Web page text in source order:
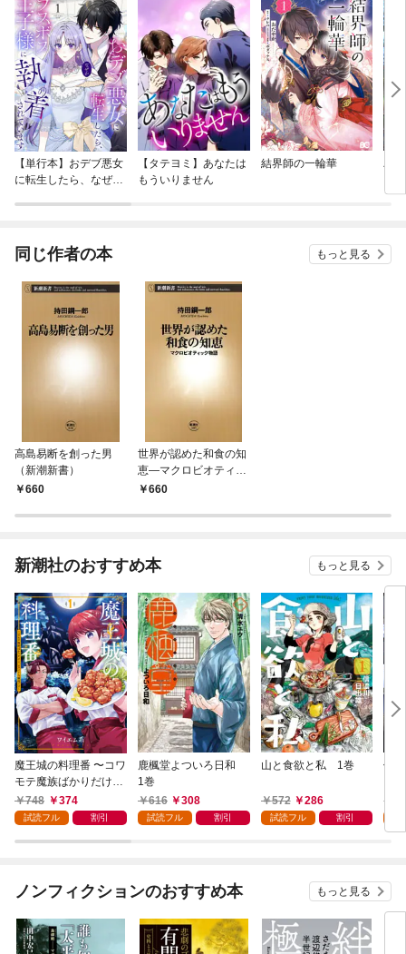
【単行本】おデブ悪女
に転生したら、なぜか
【タテヨミ】あなたは
もういりません
結界師の一輪華
バ
今
同じ作者の本 もっと見る
高島易断を創った男
（新潮新書）
660
世界が認めた和食の知
恵—マクロビオティッ
ク物語—（新潮新書）
660
新潮社のおすすめ本 もっと見る
魔王城の料理番 〜コワ
モテ魔族ばかりだけ
ど、ホワイトな職場で
す〜 1巻
748 374
試読フル 割引
鹿楓堂よついろ日和
1巻
616
308
試読フル 割引
山と食欲と私 1巻
572 286
試読フル 割引
俺
る
ノンフィクションのおすすめ本 もっと見る